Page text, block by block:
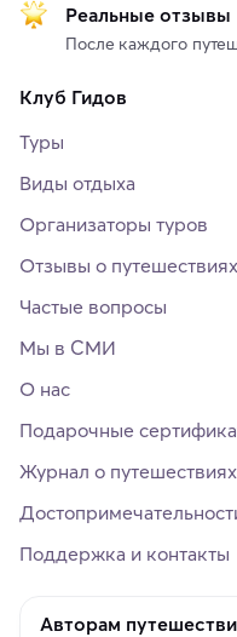
Реальные отзывы
После каждого
Клуб Гидов
Туры
Виды отдыха
Организаторы туров
Отзывы о путешествиях
Частые вопросы
Мы в СМИ
О нас
Подарочные
Журнал о путешествиях
Поддержка и контакты
Авторам